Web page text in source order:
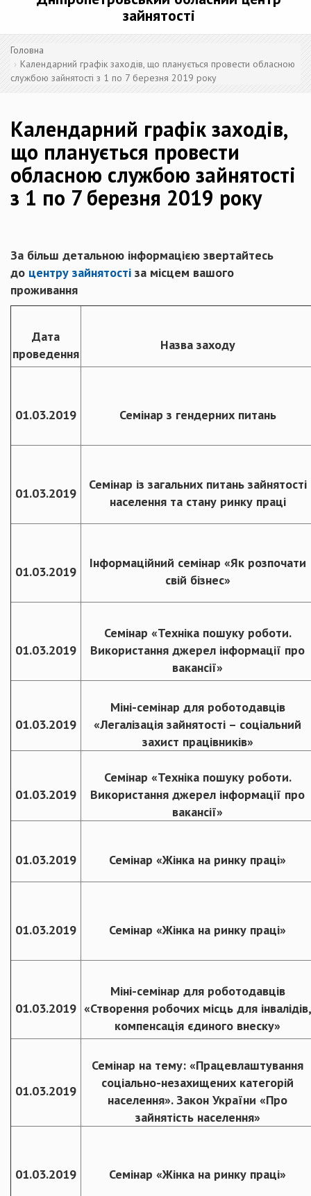
зайнятості
Головна
Календарний графік заходів, що планується провести обласною
службою зайнятості з 1 по 7 березня 2019 року
Календарний графік заходів,
що планується провести
обласною службою зайнятості
з 1 по 7 березня 2019 року
За більш детальною інформацією звертайтесь
до центру зайнятості за місцем вашого
проживання
Дата
проведення
Назва заходу
01.03.2019 Семінар з гендерних питань
01.03.2019
Семінар із загальних питань зайнятості
населення та стану ринку праці
01.03.2019
Інформаційний семінар «Як розпочати
свій бізнес»
01.03.2019
Семінар «Техніка пошуку роботи.
Використання джерел інформації про
вакансії»
01.03.2019
Міні-семінар для роботодавців
«Легалізація зайнятості – соціальний
захист працівників»
01.03.2019
Семінар «Техніка пошуку роботи.
Використання джерел інформації про
вакансії»
01.03.2019 Семінар «Жінка на ринку праці»
01.03.2019 Семінар «Жінка на ринку праці»
01.03.2019
Міні-семінар для роботодавців
«Створення робочих місць для інвалідів,
компенсація єдиного внеску»
01.03.2019
Семінар на тему: «Працевлаштування
соціально-незахищених категорій
населення». Закон України «Про
зайнятість населення»
01.03.2019 Семінар «Жінка на ринку праці»